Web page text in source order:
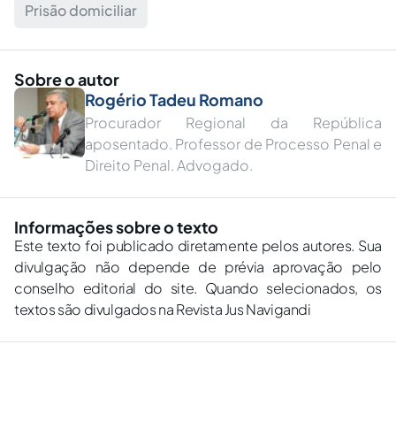
Prisão domiciliar
Sobre o autor
Rogério Tadeu Romano
Procurador Regional da República
aposentado. Professor de Processo Penal e
Direito Penal. Advogado.
Informações sobre o texto
Este texto foi publicado diretamente pelos autores. Sua
divulgação não depende de prévia aprovação pelo
conselho editorial do site. Quando selecionados, os
textos são divulgados na Revista Jus Navigandi